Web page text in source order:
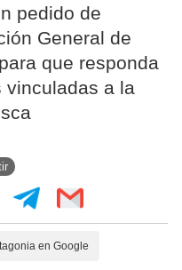
pedido de
General de
que responda
vinculadas a la
en Google